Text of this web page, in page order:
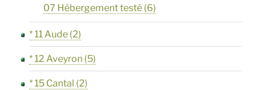
07 Hébergement testé (6)
* 11 Aude (2)
* 12 Aveyron (5)
* 15 Cantal (2)